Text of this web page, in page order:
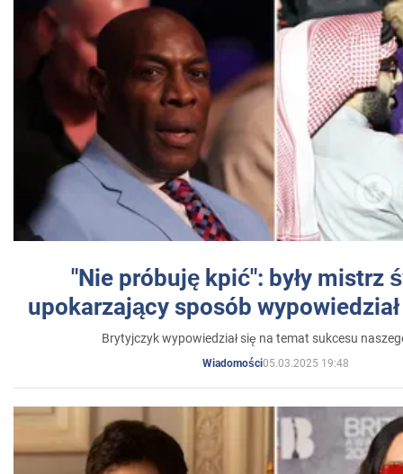
"Nie próbuję kpić": były mistrz
upokarzający sposób
Brytyjczyk wypowiedział się na temat sukcesu
Wiadomości05.03.2025 19:48